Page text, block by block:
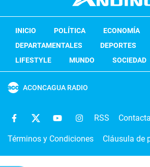
INICIO POLÍTICA ECONOMÍA
DEPARTAMENTALES
DEPORTES
LIFESTYLE
MUNDO SOCIEDAD
ACONCAGUA RADIO
RSS
Términos y Condiciones Cláusula de